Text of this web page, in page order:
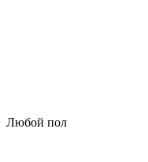
Любой пол